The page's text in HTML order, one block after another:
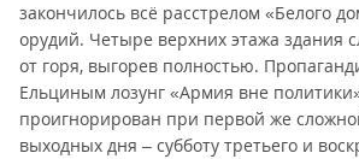
закончилось всё расстрелом «Белого
орудий. Четыре верхних этажа здания
от горя, выгорев полностью.
Ельциным лозунг «Армия вне
проигнорирован при первой же
выходных дня – субботу третьего и